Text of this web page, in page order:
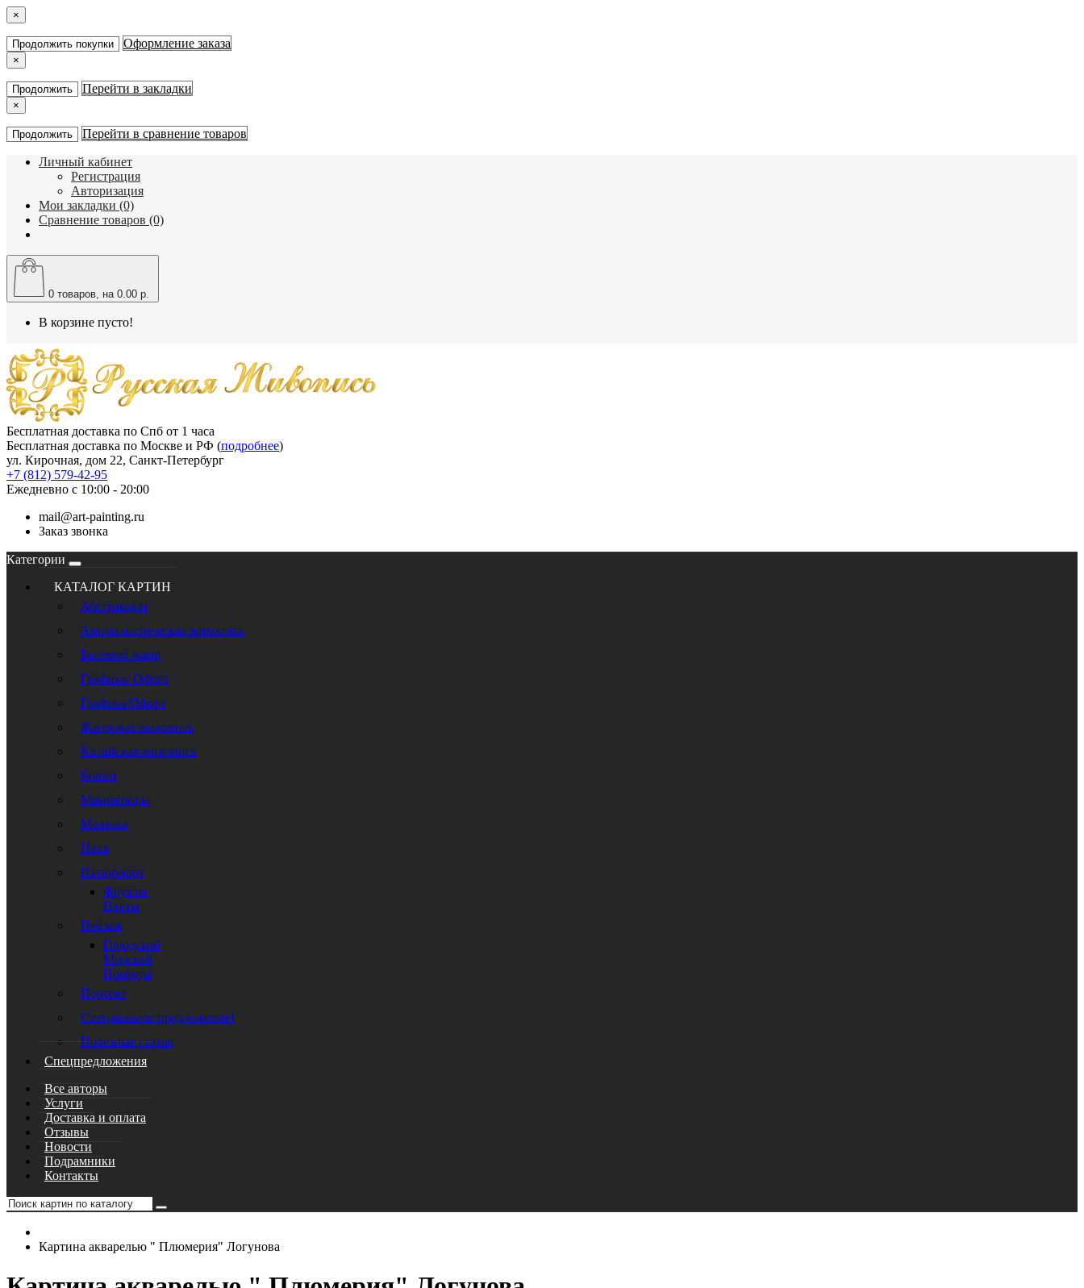
×
Продолжить покупки Оформление заказа
×
Продолжить Перейти в закладки
×
Продолжить Перейти в сравнение товаров
Личный кабинет
Регистрация
Авторизация
Мои закладки (0)
Сравнение товаров (0)
0 товаров, на 0.00 р.
В корзине пусто!
Бесплатная доставка по Спб от 1 часа
Бесплатная доставка по Москве и РФ (подробнее)
ул. Кирочная, дом 22, Санкт-Петербург
+7 (812) 579-42-95
Ежедневно с 10:00 - 20:00
mail@art-painting.ru
Заказ звонка
Категории
КАТАЛОГ КАРТИН
Абстракции
Анималистическая живопись
Бытовой жанр
Графика/ Офорт
Графика/Офорт
Жанровая живопись
Китайская живопись
Копии
Миниатюры
Мозаика
Наив
Натюрморт
Фрукты
Цветы
Пейзаж
Городской
Морской
Природа
Портрет
Специальное предложение!
Полезные статьи
Спецпредложения
Все авторы
Услуги
Доставка и оплата
Отзывы
Новости
Подрамники
Контакты
Картина акварелью " Плюмерия" Логунова